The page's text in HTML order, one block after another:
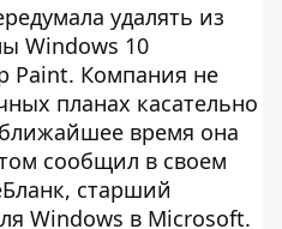
удалять из
Windows 10
Paint. Компания не
планах касательно
время она
сообщил в своем
старший
Windows в Microsoft.